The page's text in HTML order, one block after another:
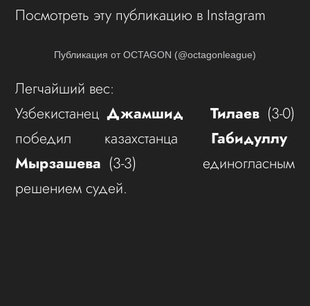
Посмотреть эту публикацию в Instagram
Публикация от OCTAGON (@octagonleague)
Легчайший вес:
Узбекистанец Джамшид Тилаев (3-0)
победил казахстанца Габидуллу
Мырзашева (3-3) единогласным
решением судей.